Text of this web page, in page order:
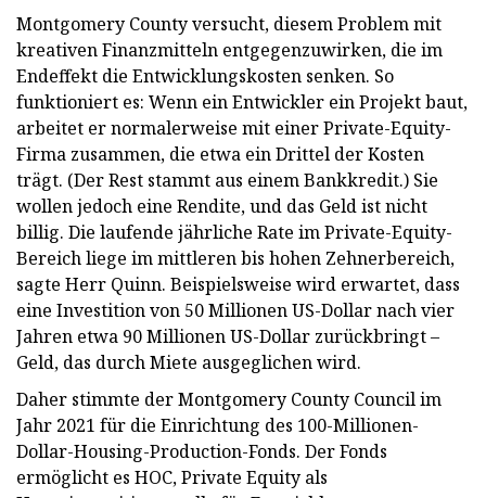
Montgomery County versucht, diesem Problem mit
kreativen Finanzmitteln entgegenzuwirken, die im
Endeffekt die Entwicklungskosten senken. So
funktioniert es: Wenn ein Entwickler ein Projekt baut,
arbeitet er normalerweise mit einer Private-Equity-
Firma zusammen, die etwa ein Drittel der Kosten
trägt. (Der Rest stammt aus einem Bankkredit.) Sie
wollen jedoch eine Rendite, und das Geld ist nicht
billig. Die laufende jährliche Rate im Private-Equity-
Bereich liege im mittleren bis hohen Zehnerbereich,
sagte Herr Quinn. Beispielsweise wird erwartet, dass
eine Investition von 50 Millionen US-Dollar nach vier
Jahren etwa 90 Millionen US-Dollar zurückbringt –
Geld, das durch Miete ausgeglichen wird.
Daher stimmte der Montgomery County Council im
Jahr 2021 für die Einrichtung des 100-Millionen-
Dollar-Housing-Production-Fonds. Der Fonds
ermöglicht es HOC, Private Equity als